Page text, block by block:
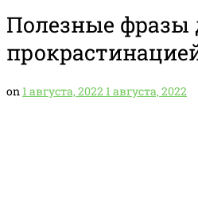
Полезные фразы
on1 августа, 2022 1 августа, 2022